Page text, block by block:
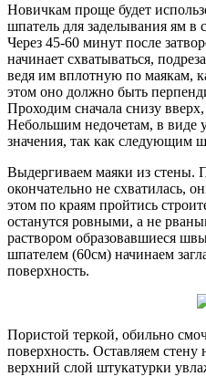
Новичкам проще будет
шпатель для заделывания ям в
Через 45-60 минут после
начинает схватываться,
ведя им вплотную по маякам,
этом оно должно быть
Проходим сначала снизу
Небольшим недочетам, в виде
значения, так как следующим
Выдергиваем маяки из стены.
окончательно не схватилась,
этом по краям пройтись
останутся ровными, а не
раствором образовавшиеся
шпателем (60см) начинаем
поверхность.
Пористой теркой, обильно
поверхность. Оставляем стену
верхний слой штукатурки